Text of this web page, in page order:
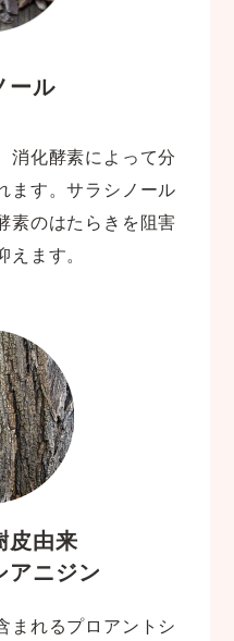
ール
消化酵素によって分
ます。サラシノール
素のはたらきを阻害
えます。
皮由来
アニジン
まれるプロアントシ